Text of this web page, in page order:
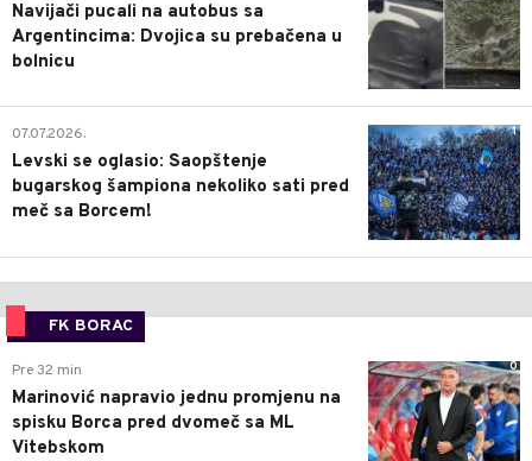
Navijači pucali na autobus sa
Argentincima: Dvojica su prebačena u
bolnicu
1
07.07.2026.
Levski se oglasio: Saopštenje
bugarskog šampiona nekoliko sati pred
meč sa Borcem!
FK BORAC
0
Pre 32 min
Marinović napravio jednu promjenu na
spisku Borca pred dvomeč sa ML
Vitebskom